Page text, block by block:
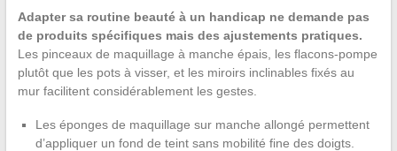
Adapter sa routine beauté à un handicap ne demande pas
de produits spécifiques mais des ajustements pratiques.
Les pinceaux de maquillage à manche épais, les flacons-pompe
plutôt que les pots à visser, et les miroirs inclinables fixés au
mur facilitent considérablement les gestes.
Les éponges de maquillage sur manche allongé permettent
d’appliquer un fond de teint sans mobilité fine des doigts.